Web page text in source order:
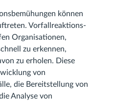
können
Vorfallreaktions-
Organisationen,
zu erkennen,
zu erholen. Diese
von
die Bereitstellung von
Analyse von